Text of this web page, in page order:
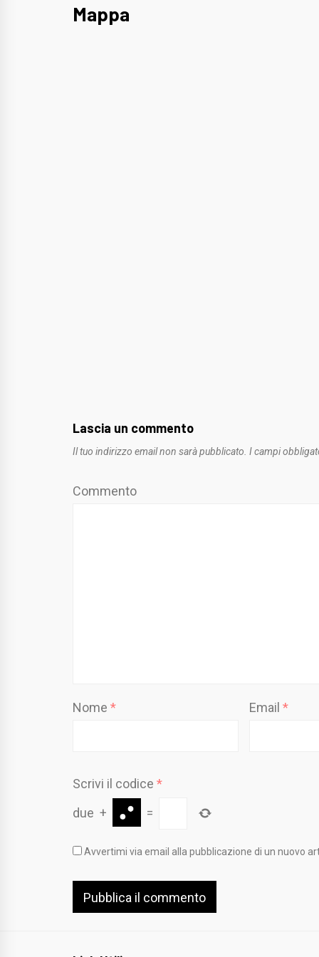
Mappa
Lascia un commento
Il tuo indirizzo email non sarà pubblicato. I campi
Commento
Nome * Email *
Scrivi il codice *
due + =
Avvertimi via email alla pubblicazione di un nuovo